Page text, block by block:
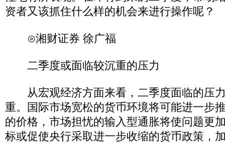
资者又该抓住什么样的机会来进行操作呢？
⊙湘财证券 徐广福
二季度或面临较沉重的压力
从宏观经济方面来看，二季度面临的压
重。国际市场宽松的货币环境将可能进一步
的价格，市场担忧的输入型通胀将使问题更
标或促使央行采取进一步收缩的货币政策，